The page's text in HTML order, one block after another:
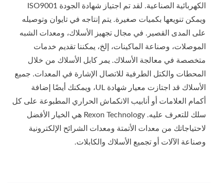
الكهربائية الصناعية. لقد تم اجتياز شهادة الجودة ISO9001
ويمكن تنويعها بكميات صغيرة. يتم إنتاجه في تايوان وتوصيله
على المدى القصير. في مجال تجهيز الأسلاك، ومعدات الشبه
الموصلات، وصناعة الماكينات، إلخ، يمكننا تقديم خدمات
متخصصة في معالجة الأسلاك. يمر كابل الأسلاك من خلال
المحطات والكتل الطرفية للاتصال الإشارة في المعدات. جميع
الأسلاك قد اجتازت معيار شهادة UL، ويمكنك أيضًا إضافة
أكمام العلامات أو أنابيب الانكماش الحراري المطبوعة على كل
سلك للتعرف عليه. Rexon Technology هي الخيار الأفضل
لاحتياجاتك من معدات الأتمتة ومعدات الشرائح الإلكترونية
وصناعة الآلات أو تجميع الأسلاك والكابلات.